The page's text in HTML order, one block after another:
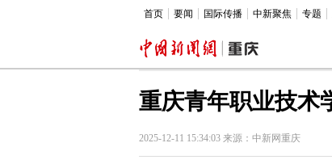
首页 要闻 国际传播 中新聚焦 专题
重庆青年职业技术
2025-12-11 15:34:03 来源：中新网重庆